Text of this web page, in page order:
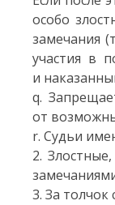
особо
замечания
участия в
и
q.
от
r. Судьи
2.
3. За